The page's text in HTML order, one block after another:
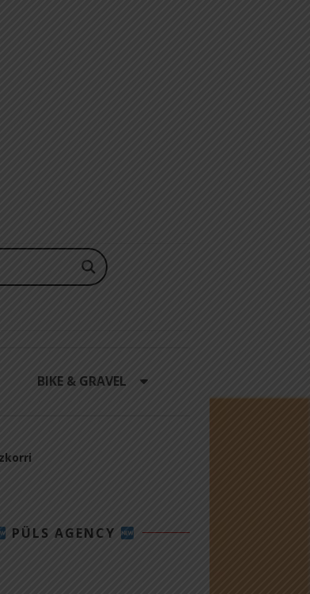
BIKE & GRAVEL
PÜLS AGENCY